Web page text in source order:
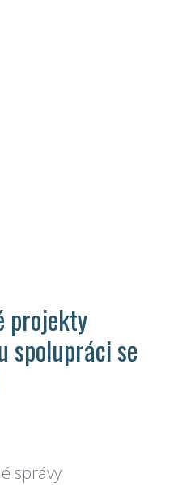
projekty
spolupráci se
správy